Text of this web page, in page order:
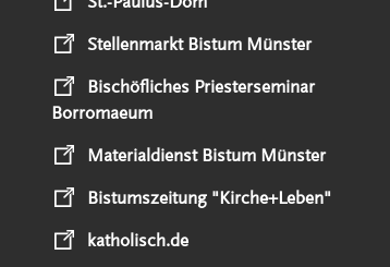
Stellenmarkt Bistum Münster
Bischöfliches Priesterseminar
Borromaeum
Materialdienst Bistum Münster
Bistumszeitung "Kirche+Leben"
katholisch.de